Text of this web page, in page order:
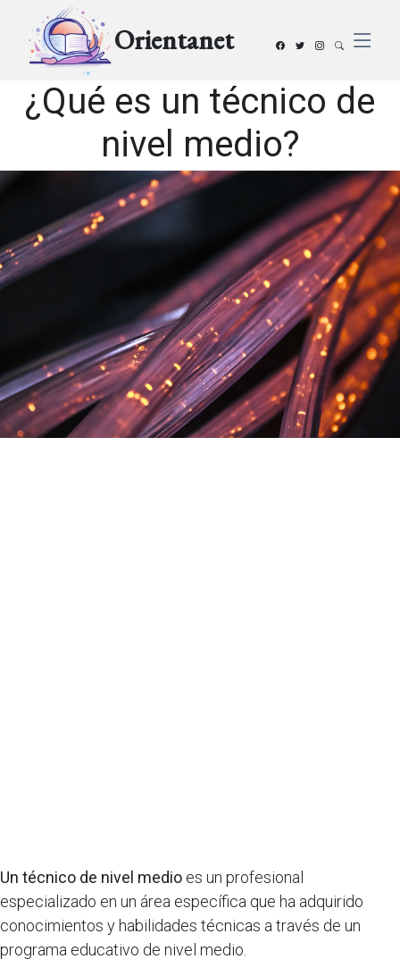
Orientanet
¿Qué es un técnico de
nivel medio?
Un técnico de nivel medio es un profesional
especializado en un área específica que ha adquirido
conocimientos y habilidades técnicas a través de un
programa educativo de nivel medio.